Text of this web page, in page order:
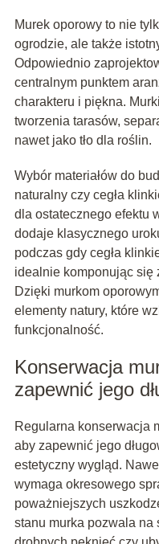
Murek oporowy to nie
ogrodzie, ale także
Odpowiednio
centralnym punktem
charakteru i piękna.
tworzenia tarasów,
nawet jako tło dla roślin.
Wybór materiałów do
naturalny czy cegła
dla ostatecznego efektu
dodaje klasycznego
podczas gdy cegła
idealnie komponując się
Dzięki murkom
elementy natury, które
funkcjonalność.
Konserwacja
zapewnić jego
Regularna konserwacja
aby zapewnić jego
estetyczny wygląd.
wymaga okresowego
poważniejszych
stanu murka pozwala